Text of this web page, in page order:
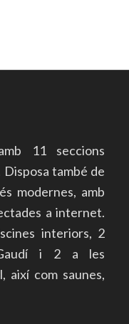
11 seccions
també de
modernes, amb
a internet.
interiors, 2
i 2 a les
així com saunes,